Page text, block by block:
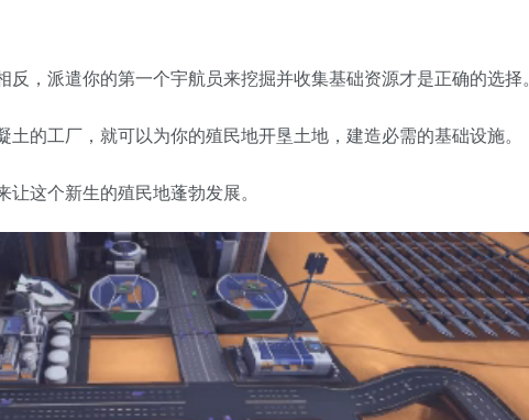
，派遣你的第一个宇航员来挖掘并收集基础资源才是正确的选择。
的工厂，就可以为你的殖民地开垦土地，建造必需的基础设施。
这个新生的殖民地蓬勃发展。